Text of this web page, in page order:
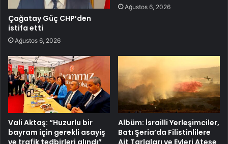
Çağatay Güç CHP’den
istifa etti
Ağustos 6, 2026
Ağustos 6, 2026
Vali Aktaş: “Huzurlu bir
bayram için gerekli asayiş
Albüm: İsrailli Yerleşimciler,
Batı Şeria’da Filistinlilere